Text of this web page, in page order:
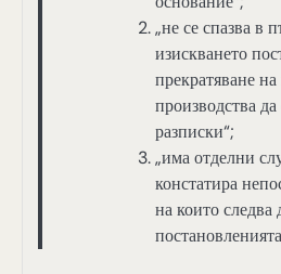
„не се спазва в
изискването
прекратяване
производства
разписки“;
„има отделни
констатира
на които